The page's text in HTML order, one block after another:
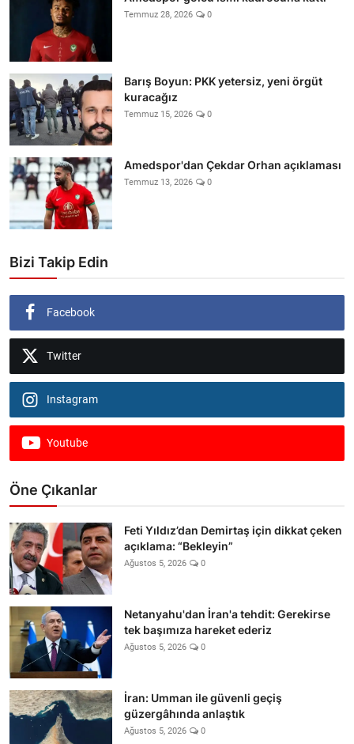
Temmuz 28, 2026 0
Barış Boyun: PKK yetersiz, yeni örgüt
kuracağız
Temmuz 15, 2026 0
Amedspor'dan Çekdar Orhan açıklaması
Temmuz 13, 2026 0
Bizi Takip Edin
Facebook
Twitter
Instagram
Youtube
Öne Çıkanlar
Feti Yıldız’dan Demirtaş için dikkat çeken
açıklama: “Bekleyin”
Ağustos 5, 2026 0
Netanyahu'dan İran'a tehdit: Gerekirse
tek başımıza hareket ederiz
Ağustos 5, 2026 0
İran: Umman ile güvenli geçiş
güzergâhında anlaştık
Ağustos 5, 2026 0